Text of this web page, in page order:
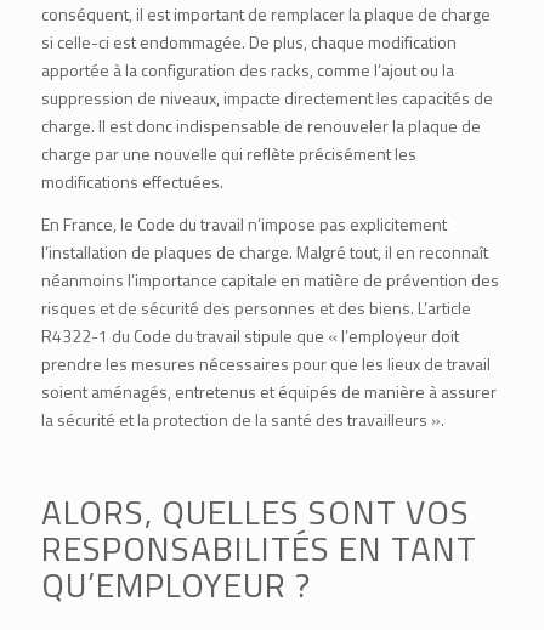
conséquent, il est important de remplacer la plaque de charge
si celle-ci est endommagée. De plus, chaque modification
apportée à la configuration des racks, comme l’ajout ou la
suppression de niveaux, impacte directement les capacités de
charge. Il est donc indispensable de renouveler la plaque de
charge par une nouvelle qui reflète précisément les
modifications effectuées.
En France, le Code du travail n’impose pas explicitement
l’installation de plaques de charge. Malgré tout, il en reconnaît
néanmoins l’importance capitale en matière de prévention des
risques et de sécurité des personnes et des biens. L’article
R4322-1 du Code du travail stipule que « l’employeur doit
prendre les mesures nécessaires pour que les lieux de travail
soient aménagés, entretenus et équipés de manière à assurer
la sécurité et la protection de la santé des travailleurs ».
ALORS, QUELLES SONT VOS
RESPONSABILITÉS EN TANT
QU’EMPLOYEUR ?